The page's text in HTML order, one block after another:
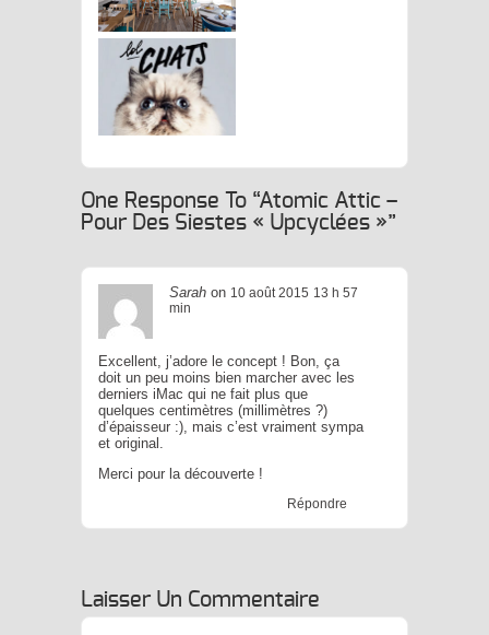
: Quand Restauration
Rime Avec
Catification
Tour De France Des Chats
Brain Magazine
One Response To “Atomic Attic –
Pour Des Siestes « Upcyclées »”
Sarah on 10 août 2015 13 h 57
min
Excellent, j’adore le concept ! Bon, ça
doit un peu moins bien marcher avec les
derniers iMac qui ne fait plus que
quelques centimètres (millimètres ?)
d’épaisseur :), mais c’est vraiment sympa
et original.
Merci pour la découverte !
Répondre
Laisser Un Commentaire